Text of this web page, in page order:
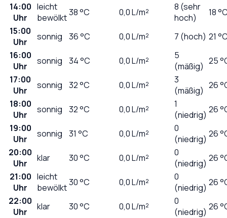
14:00
Uhr
leicht
bewölkt38°C 0,0L/m²
8 (sehr
hoch)
18
15:00
Uhr
sonnig 36°C 0,0L/m² 7 (hoch) 21
16:00
Uhr
sonnig 34°C 0,0L/m²
5
(mäßig) 25
17:00
Uhr
sonnig 32°C 0,0L/m²
3
(mäßig) 26
18:00
Uhr
sonnig 32°C 0,0L/m²
1
(niedrig) 26
19:00
Uhr
sonnig 31 °C 0,0L/m²
0
(niedrig) 26
20:00
Uhr
klar 30°C 0,0L/m²
0
(niedrig) 26
21:00
Uhr
leicht
bewölkt30°C 0,0L/m²
0
(niedrig) 26
22:00
Uhr
klar 30°C 0,0L/m²
0
(niedrig) 26